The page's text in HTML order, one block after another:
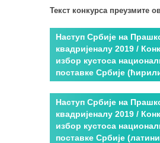
Текст конкурса преузмите
Наступ Србије на
квадријеналу 2019 /
избор кустоса
поставке Србије
Наступ Србије на
квадријеналу 2019 /
избор кустоса
поставке Србије